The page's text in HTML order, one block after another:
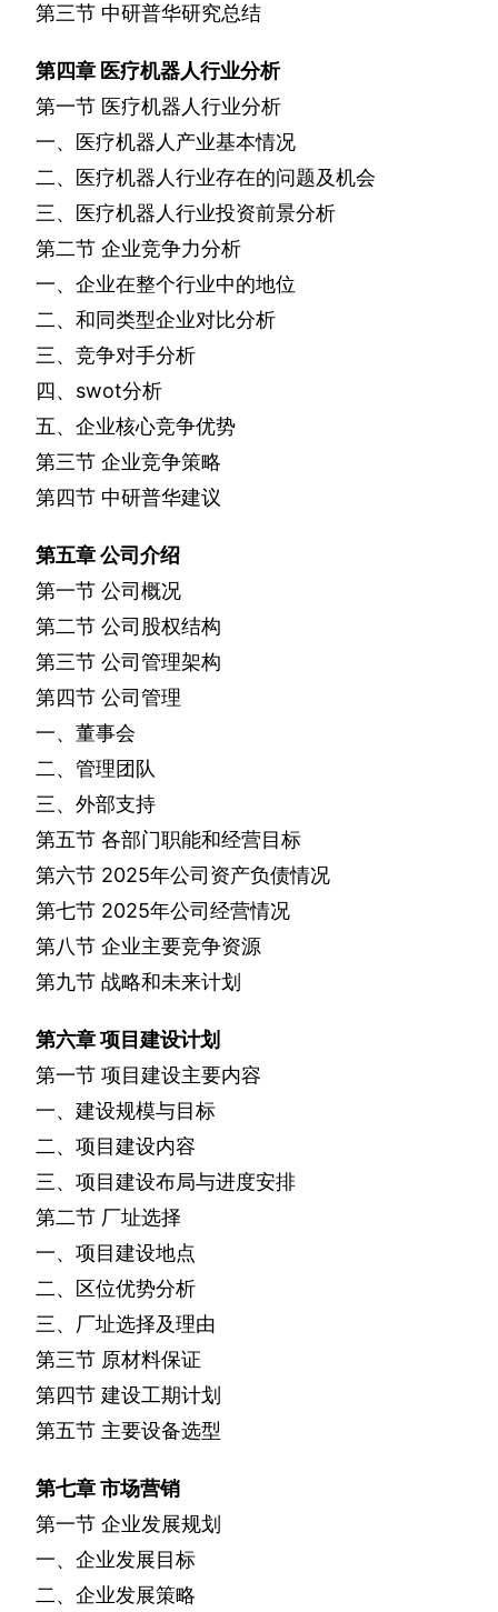
第三节 中研普华研究总结
第四章 医疗机器人行业分析
第一节 医疗机器人行业分析
一、医疗机器人产业基本情况
二、医疗机器人行业存在的问题及机会
三、医疗机器人行业投资前景分析
第二节 企业竞争力分析
一、企业在整个行业中的地位
二、和同类型企业对比分析
三、竞争对手分析
四、 swot分析
五、企业核心竞争优势
第三节 企业竞争策略
第四节 中研普华建议
第五章公司介绍
第一节 公司概况
第二节 公司股权结构
第三节 公司管理架构
第四节 公司管理
一、董事会
二、管理团队
三、外部支持
第五节 各部门职能和经营目标
第六节 2025年公司资产负债情况
第七节 2025年公司经营情况
第八节 企业主要竞争资源
第九节 战略和未来计划
第六章项目建设计划
第一节 项目建设主要内容
一、建设规模与目标
二、项目建设内容
三、项目建设布局与进度安排
第二节 厂址选择
一、项目建设地点
二、区位优势分析
三、厂址选择及理由
第三节 原材料保证
第四节 建设工期计划
第五节 主要设备选型
第七章市场营销
第一节 企业发展规划
一、企业发展目标
二、企业发展策略